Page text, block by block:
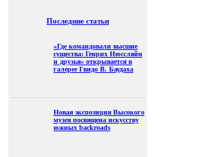
Последние статьи
«Где командовали высшие
существа: Генрих Нюссляйн
и друзья» открывается в
галерее Гвидо В. Баудаха
Новая экспозиция Высокого
музея посвящена искусству
южных backroads